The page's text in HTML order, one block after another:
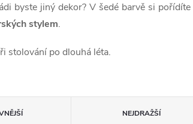
byste jiný dekor? V šedé barvě si pořídíte
stylem.
stolování po dlouhá léta.
NEJDRAŽŠÍ